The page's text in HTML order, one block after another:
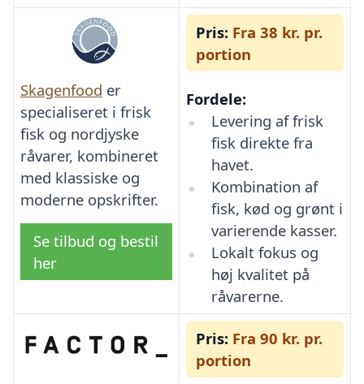
Skagenfood er
specialiseret i frisk
fisk og nordjyske
råvarer, kombineret
med klassiske og
moderne opskrifter.
Se tilbud og bestil
her
Pris: Fra 38 kr. pr.
portion
Fordele:
Levering af frisk
fisk direkte fra
havet.
Kombination af
fisk, kød og grønt i
varierende kasser.
Lokalt fokus og
høj kvalitet på
råvarerne.
Pris: Fra 90 kr. pr.
portion